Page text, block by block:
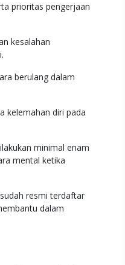
prioritas pengerjaan
kesalahan
berulang dalam
kelemahan diri pada
minimal enam
mental ketika
resmi terdaftar
dalam